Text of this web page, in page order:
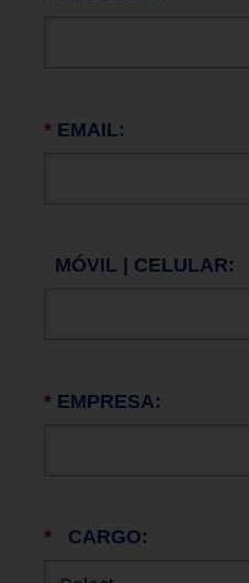
* EMAIL:
MÓVIL | CELULAR:
* EMPRESA:
* CARGO: